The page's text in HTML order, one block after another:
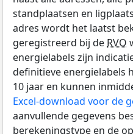
standplaatsen en
adres wordt het laatst
geregistreerd bij de RVO
energielabels zijn
definitieve energielabels
10 jaar en kunnen
Excel-download voor de
aanvullende gegevens
berekeningstype en de